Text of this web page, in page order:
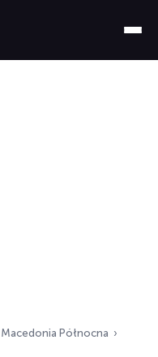
Macedonia Północna